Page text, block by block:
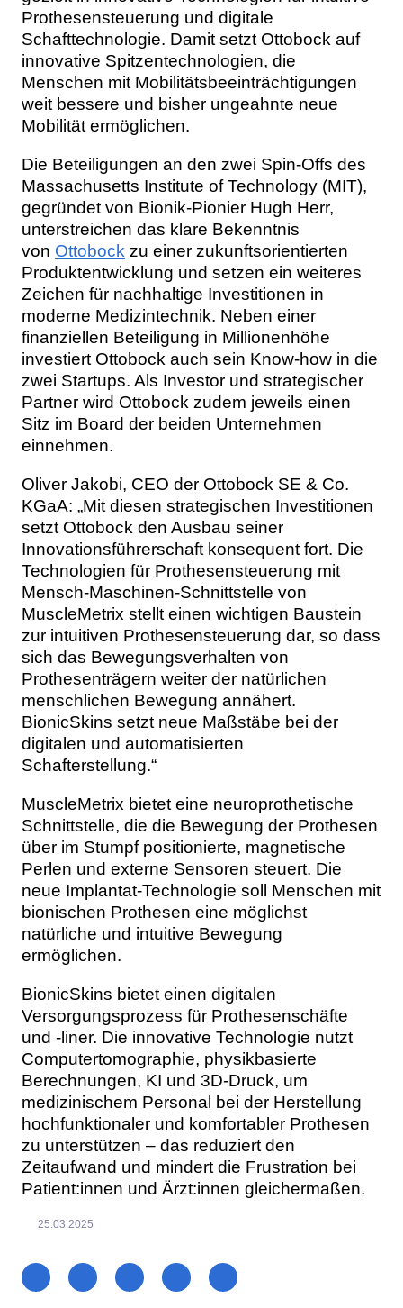
Prothesensteuerung und digitale
Schafttechnologie. Damit setzt Ottobock auf
innovative Spitzentechnologien, die
Menschen mit Mobilitätsbeeinträchtigungen
weit bessere und bisher ungeahnte neue
Mobilität ermöglichen.
Die Beteiligungen an den zwei Spin-Offs des
Massachusetts Institute of Technology (MIT),
gegründet von Bionik-Pionier Hugh Herr,
unterstreichen das klare Bekenntnis
von Ottobock zu einer zukunftsorientierten
Produktentwicklung und setzen ein weiteres
Zeichen für nachhaltige Investitionen in
moderne Medizintechnik. Neben einer
finanziellen Beteiligung in Millionenhöhe
investiert Ottobock auch sein Know-how in die
zwei Startups. Als Investor und strategischer
Partner wird Ottobock zudem jeweils einen
Sitz im Board der beiden Unternehmen
einnehmen.
Oliver Jakobi, CEO der Ottobock SE & Co.
KGaA: „Mit diesen strategischen Investitionen
setzt Ottobock den Ausbau seiner
Innovationsführerschaft konsequent fort. Die
Technologien für Prothesensteuerung mit
Mensch-Maschinen-Schnittstelle von
MuscleMetrix stellt einen wichtigen Baustein
zur intuitiven Prothesensteuerung dar, so dass
sich das Bewegungsverhalten von
Prothesenträgern weiter der natürlichen
menschlichen Bewegung annähert.
BionicSkins setzt neue Maßstäbe bei der
digitalen und automatisierten
Schafterstellung.“
MuscleMetrix bietet eine neuroprothetische
Schnittstelle, die die Bewegung der Prothesen
über im Stumpf positionierte, magnetische
Perlen und externe Sensoren steuert. Die
neue Implantat-Technologie soll Menschen mit
bionischen Prothesen eine möglichst
natürliche und intuitive Bewegung
ermöglichen.
BionicSkins bietet einen digitalen
Versorgungsprozess für Prothesenschäfte
und -liner. Die innovative Technologie nutzt
Computertomographie, physikbasierte
Berechnungen, KI und 3D-Druck, um
medizinischem Personal bei der Herstellung
hochfunktionaler und komfortabler Prothesen
zu unterstützen – das reduziert den
Zeitaufwand und mindert die Frustration bei
Patient:innen und Ärzt:innen gleichermaßen.
25.03.2025